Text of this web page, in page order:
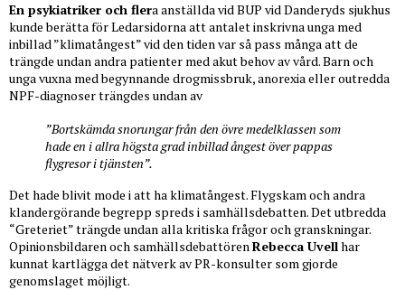
En psykiatriker och flera anställda vid BUP vid Danderyds sjukhus
kunde berätta för Ledarsidorna att antalet inskrivna unga med
inbillad ”klimatångest” vid den tiden var så pass många att de
trängde undan andra patienter med akut behov av vård. Barn och
unga vuxna med begynnande drogmissbruk, anorexia eller outredda
NPF-diagnoser trängdes undan av
”Bortskämda snorungar från den övre medelklassen som
hade en i allra högsta grad inbillad ångest över pappas
flygresor i tjänsten”.
Det hade blivit mode i att ha klimatångest. Flygskam och andra
klandergörande begrepp spreds i samhällsdebatten. Det utbredda
“Greteriet” trängde undan alla kritiska frågor och granskningar.
Opinionsbildaren och samhällsdebattören Rebecca Uvellhar
kunnat kartlägga det nätverk av PR-konsulter som gjorde
genomslaget möjligt.